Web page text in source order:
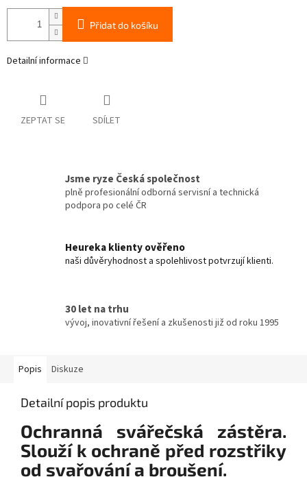
Přidat do košíku
Detailní informace
ZEPTAT SE SDÍLET
Jsme ryze Česká společnost
plně profesionální odborná servisní a technická
podpora po celé ČR
Heureka klienty ověřeno
naši důvěryhodnost a spolehlivost potvrzují klienti.
30 let na trhu
vývoj, inovativní řešení a zkušenosti již od roku 1995
Popis Diskuze
Detailní popis produktu
Ochranná svářečská zástěra.
Slouží k ochraně před rozstřiky
od svařování a broušení.